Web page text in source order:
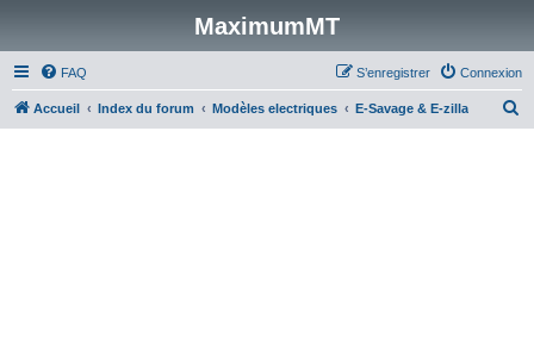
MaximumMT
FAQ Connexion
S’enregistrer
Accueil Index du forum Modèles electriques E-Savage & E-zilla